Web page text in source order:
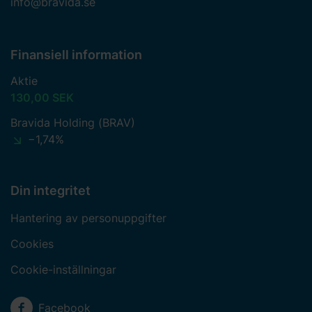
Finansiell information
Aktie
130,00 SEK
Bravida Holding (BRAV)
−1,74%
Din integritet
Hantering av personuppgifter
Cookies
Cookie-inställningar
Sociala medier
Facebook